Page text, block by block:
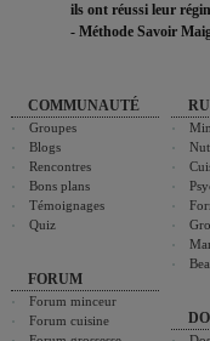
ils ont réussi leur
- Méthode Savoir
COMMUNAUTÉ
Groupes
Blogs
Rencontres
Bons plans
Témoignages
Quiz
FORUM
Forum minceur
Forum cuisine